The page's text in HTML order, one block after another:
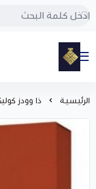
مود
الرئيسية ذا وودز